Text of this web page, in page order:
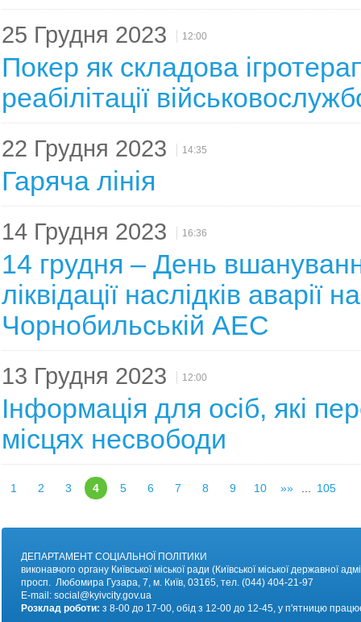
25 Грудня 2023 12:00
Покер як складова
реабілітації
22 Грудня 2023 14:35
Гаряча лінія
14 Грудня 2023 16:36
14 грудня – День
ліквідації наслідків аварії на
Чорнобильській АЕС
13 Грудня 2023 12:00
Інформація для осіб, які
місцях несвободи
1 2 3 4 5 6 7 8 9 10 »» 105
ДЕПАРТАМЕНТ СОЦІАЛЬНОЇ ПОЛІТИКИ
виконавчого органу Київської міської ради (Київської міської державної
просп. Любомира Гузара, 7, м. Київ, 03165, тел. (044) 404-21-97
E-mail: social@kyivcity.gov.ua
Розклад роботи: з 8-00 до 17-00, обід з 12-00 до 12-45, у п'ятницю